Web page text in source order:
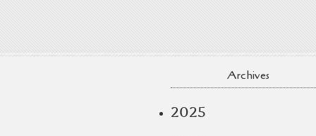
Archives
2025